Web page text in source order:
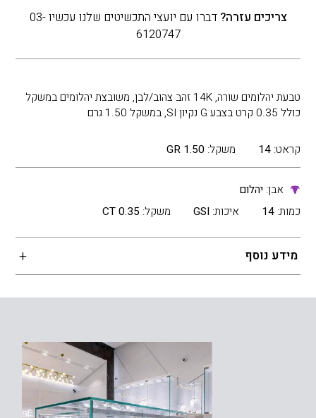
צריכים עזרה?
דברו עם יועצי התכשיטים שלנו עכשיו 03-
6120747
טבעת יהלומים שורה, 14K זהב צהוב/לבן, משובצת יהלומים במשקל
כולל 0.35 קרט בצבע G נקיון SI, במשקל 1.50 גרם
קראט: 14 משקל: 1.50 GR
אבן:יהלום
כמות: 14 איכות: GSI משקל: 0.35 CT
מידע נוסף